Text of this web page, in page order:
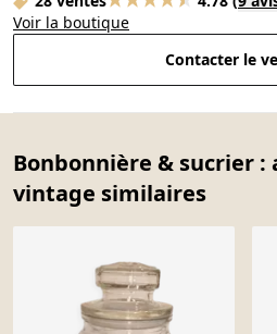
Voir la boutique
Contacter le
Bonbonnière & sucrier :
vintage similaires